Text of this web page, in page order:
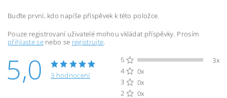
Buďte první, kdo napíše příspěvek k této položce.
Pouze registrovaní uživatelé mohou vkládat příspěvky. Prosím
přihlaste senebo se registrujte.
5,0 3 hodnocení
5
3x
4
0x
3
0x
2
0x